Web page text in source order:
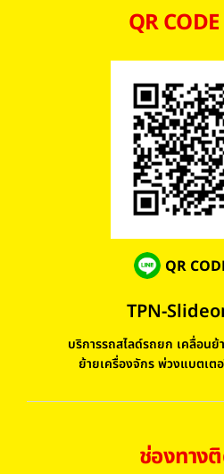
QR
QR
TPN-
บริการรถสไลด์รถยก เคลื่อน
ย้ายเครื่องจักร พ่วงแบตเต
ช่องทาง